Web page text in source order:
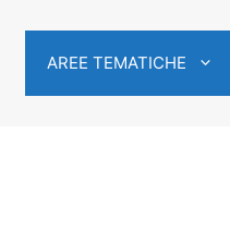
AREE TEMATICHE